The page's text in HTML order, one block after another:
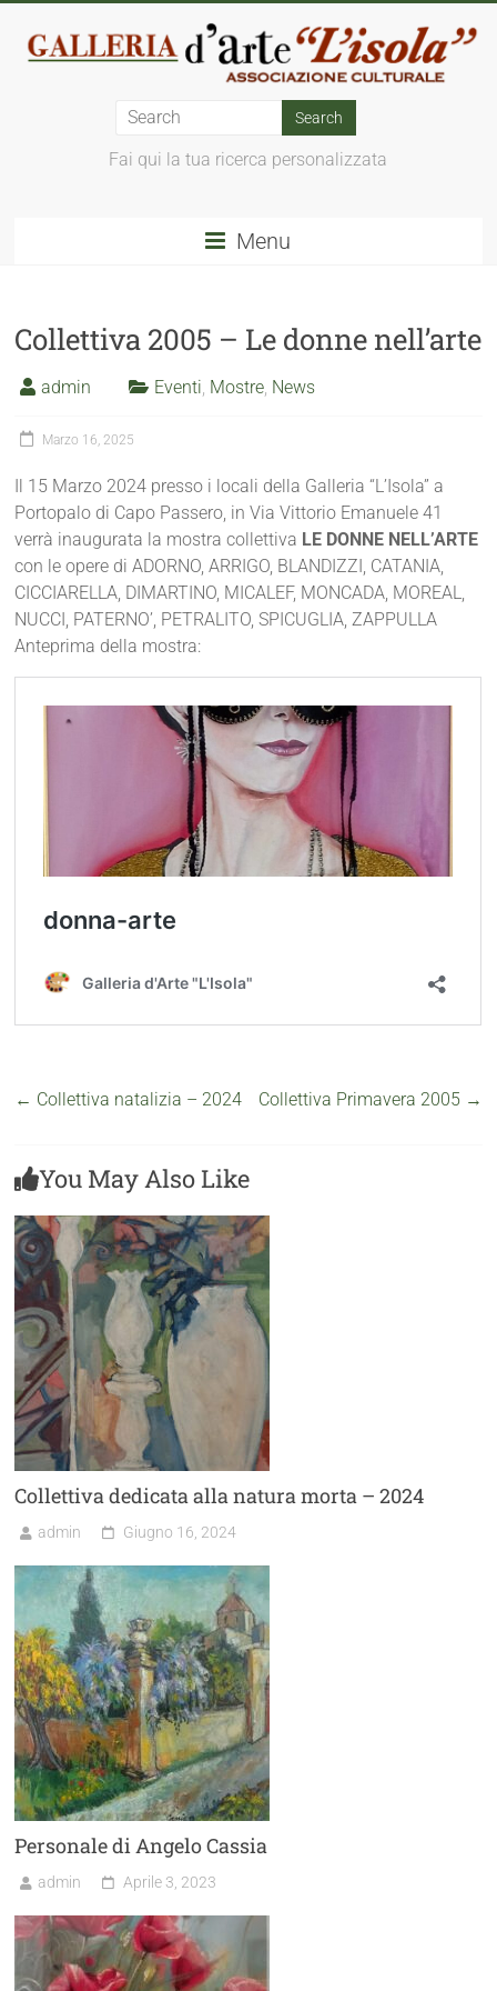
Fai qui la tua ricerca personalizzata
Menu
Collettiva 2005 – Le donne nell’arte
admin Eventi Mostre News
Marzo 16, 2025
Il 15 Marzo 2024 presso i locali della Galleria “L’Isola” a
Portopalo di Capo Passero, in Via Vittorio Emanuele 41
verrà inaugurata la mostra collettiva LE DONNE NELL’ARTE
con le opere di ADORNO, ARRIGO, BLANDIZZI, CATANIA,
CICCIARELLA, DIMARTINO, MICALEF, MONCADA, MOREAL,
NUCCI, PATERNO’, PETRALITO, SPICUGLIA, ZAPPULLA
Anteprima della mostra:
← Collettiva natalizia – 2024 Collettiva Primavera 2005 →
You May Also Like
Collettiva dedicata alla natura morta – 2024
admin Giugno 16, 2024
Personale di Angelo Cassia
admin Aprile 3, 2023